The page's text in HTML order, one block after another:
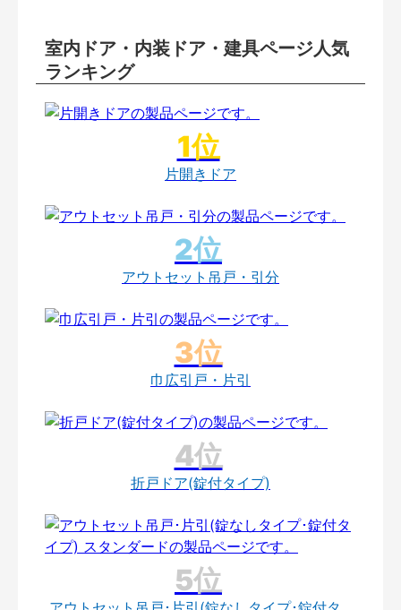
室内ドア・内装ドア・建具ページ人気
ランキング
片開きドア
アウトセット吊戸・引分
巾広引戸・片引
折戸ドア(錠付タイプ)